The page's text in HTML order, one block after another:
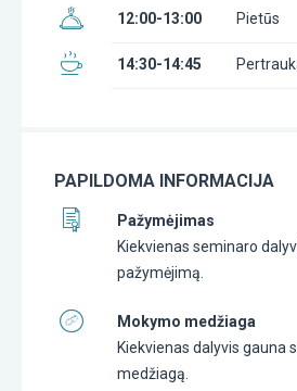
12:00-13:00 Pietūs
14:30-14:45
PAPILDOMA INFORMACIJA
Pažymėjimas
Kiekvienas seminaro
pažymėjimą.
Mokymo medžiaga
Kiekvienas dalyvis gauna
medžiagą.